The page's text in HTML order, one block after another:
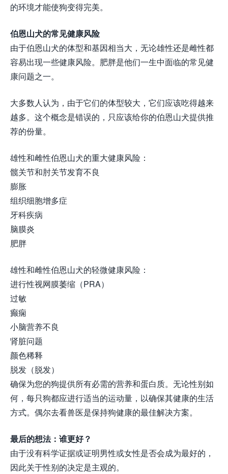
的环境才能使狗变得完美。
伯恩山犬的常见健康风险
由于伯恩山犬的体型和基因相当大，无论雄性还是雌性都
容易出现一些健康风险。肥胖是他们一生中面临的常见健
康问题之一。
大多数人认为，由于它们的体型较大，它们应该吃得越来
越多。这个概念是错误的，只应该给你的伯恩山犬提供推
荐的份量。
雄性和雌性伯恩山犬的重大健康风险：
髋关节和肘关节发育不良
膨胀
组织细胞增多症
牙科疾病
脑膜炎
肥胖
雄性和雌性伯恩山犬的轻微健康风险：
进行性视网膜萎缩（PRA）
过敏
癫痫
小脑营养不良
肾脏问题
颜色稀释
脱发（脱发）
确保为您的狗提供所有必需的营养和蛋白质。无论性别如
何，每只狗都应进行适当的运动量，以确保其健康的生活
方式。偶尔去看兽医是保持狗健康的最佳解决方案。
最后的想法：谁更好？
由于没有科学证据或证明男性或女性是否会成为最好的，
因此关于性别的决定是主观的。